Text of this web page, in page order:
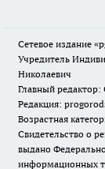
Сетевое издание
Учредитель
Николаевич
Главный
Редакция:
Возрастная
Свидетельство о
выдано
информационных